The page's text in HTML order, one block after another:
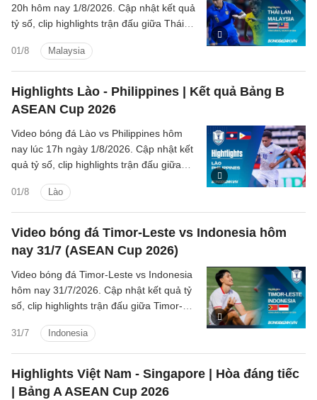
01/8 Malaysia
20h hôm nay 1/8/2026. Cập nhật kết quả
tỷ số, clip highlights trận đấu giữa Thái
2026).
Highlights Lào - Philippines | Kết quả Bảng B
ASEAN Cup 2026
01/8 Lào
Video bóng đá Lào vs Philippines hôm
nay lúc 17h ngày 1/8/2026. Cập nhật kết
quả tỷ số, clip highlights trận đấu giữa
2026).
Video bóng đá Timor-Leste vs Indonesia hôm
nay 31/7 (ASEAN Cup 2026)
31/7 Indonesia
Video bóng đá Timor-Leste vs Indonesia
hôm nay 31/7/2026. Cập nhật kết quả tỷ
số, clip highlights trận đấu giữa Timor-
2026).
Highlights Việt Nam - Singapore | Hòa đáng tiếc
| Bảng A ASEAN Cup 2026